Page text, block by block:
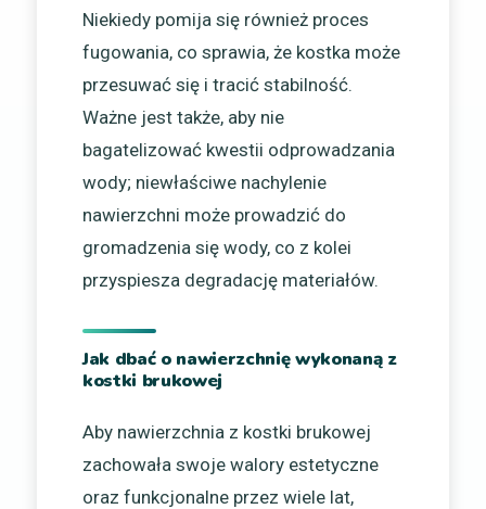
Niekiedy pomija się również proces
fugowania, co sprawia, że kostka może
przesuwać się i tracić stabilność.
Ważne jest także, aby nie
bagatelizować kwestii odprowadzania
wody; niewłaściwe nachylenie
nawierzchni może prowadzić do
gromadzenia się wody, co z kolei
przyspiesza degradację materiałów.
Jak dbać o nawierzchnię wykonaną z
kostki brukowej
Aby nawierzchnia z kostki brukowej
zachowała swoje walory estetyczne
oraz funkcjonalne przez wiele lat,